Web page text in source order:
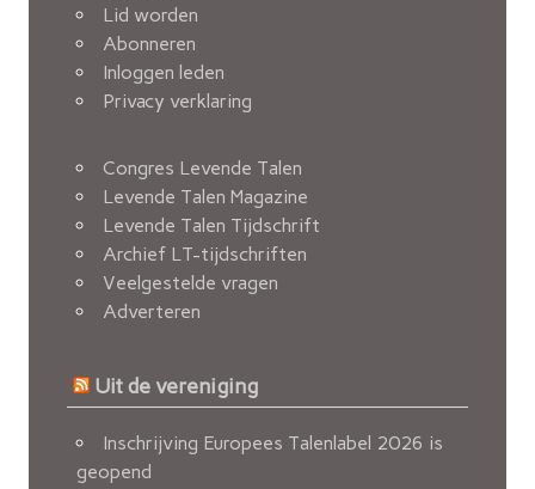
Lid worden
Abonneren
Inloggen leden
Privacy verklaring
Congres Levende Talen
Levende Talen Magazine
Levende Talen Tijdschrift
Archief LT-tijdschriften
Veelgestelde vragen
Adverteren
Uit de vereniging
Inschrijving Europees Talenlabel 2026 is
geopend